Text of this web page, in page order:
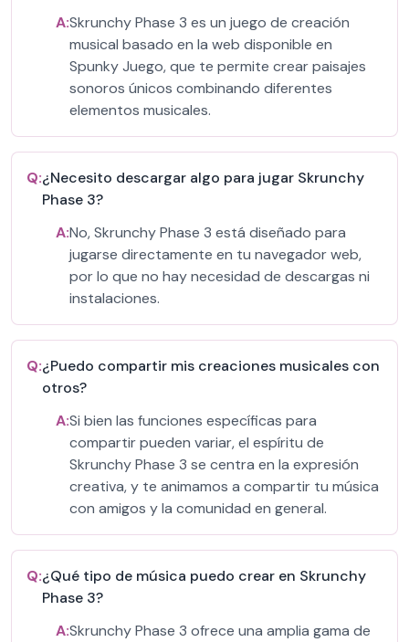
A:Skrunchy Phase 3 es un juego de creación
musical basado en la web disponible en
Spunky Juego, que te permite crear paisajes
sonoros únicos combinando diferentes
elementos musicales.
Q:¿Necesito descargar algo para jugar Skrunchy
Phase 3?
A:No, Skrunchy Phase 3 está diseñado para
jugarse directamente en tu navegador web,
por lo que no hay necesidad de descargas ni
instalaciones.
Q:¿Puedo compartir mis creaciones musicales con
otros?
A:Si bien las funciones específicas para
compartir pueden variar, el espíritu de
Skrunchy Phase 3 se centra en la expresión
creativa, y te animamos a compartir tu música
con amigos y la comunidad en general.
Q:¿Qué tipo de música puedo crear en Skrunchy
Phase 3?
A:Skrunchy Phase 3 ofrece una amplia gama de